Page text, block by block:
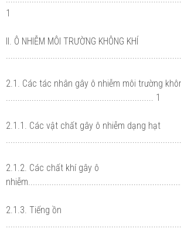
1
II. Ô NHIỄM MÔI TRƯỜNG KHÔNG KHÍ
2.1. Các tác nhân gây ô nhiễm môi trường
............................................................... 1
2.1.1. Các vật chất gây ô nhiễm dạng hạt
2.1.2. Các chất khí gây ô
2.1.3. Tiếng ồn